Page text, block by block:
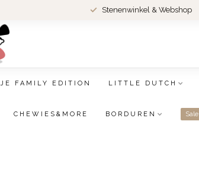
Stenenwinkel & Webshop
FAMILY EDITION LITTLE DUTCH
CHEWIES&MORE BORDUREN Sale